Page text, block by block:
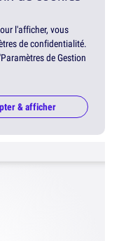
l'afficher, vous
de confidentialité.
de Gestion
& afficher